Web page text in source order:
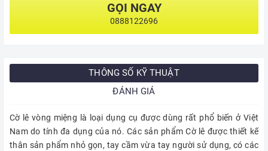
GỌI NGAY
0888122696
THÔNG SỐ KỸ THUẬT
ĐÁNH GIÁ
Cờ lê vòng miệng là loại dụng cụ được dùng rất phổ biến ở Việt
Nam do tính đa dụng của nó. Các sản phẩm Cờ lê được thiết kế
thân sản phẩm nhỏ gọn, tay cầm vừa tay người sử dụng, có các